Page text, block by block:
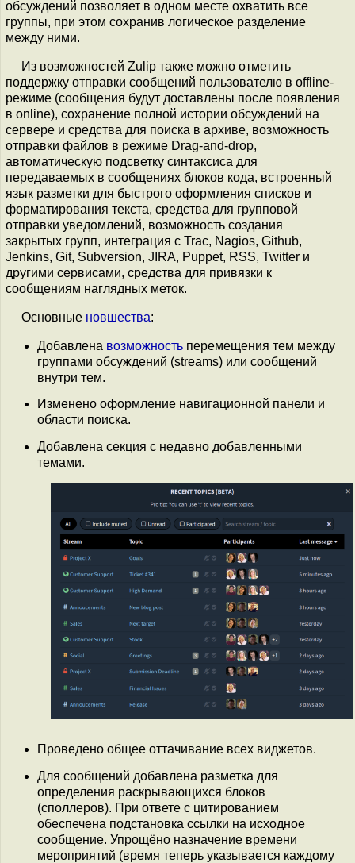
обсуждений позволяет в одном месте охватить все
группы, при этом сохранив логическое разделение
между ними.
Из возможностей Zulip также можно отметить
поддержку отправки сообщений пользователю в offline-
режиме (сообщения будут доставлены после появления
в online), сохранение полной истории обсуждений на
сервере и средства для поиска в архиве, возможность
отправки файлов в режиме Drag-and-drop,
aвтоматическую подсветку синтаксиса для
передаваемых в сообщениях блоков кода, встроенный
язык разметки для быстрого оформления списков и
форматирования текста, средства для групповой
отправки уведомлений, возможность создания
закрытых групп, интеграция с Trac, Nagios, Github,
Jenkins, Git, Subversion, JIRA, Puppet, RSS, Twitter и
другими сервисами, средства для привязки к
сообщениям наглядных меток.
Основные новшества:
Добавлена возможность перемещения тем между
группами обсуждений (streams) или сообщений
внутри тем.
Изменено оформление навигационной панели и
области поиска.
Добавлена секция с недавно добавленными
темами.
Проведено общее оттачивание всех виджетов.
Для сообщений добавлена разметка для
определения раскрывающихся блоков
(споллеров). При ответе с цитированием
обеспечена подстановка ссылки на исходное
сообщение. Упрощёно назначение времени
мероприятий (время теперь указывается каждому